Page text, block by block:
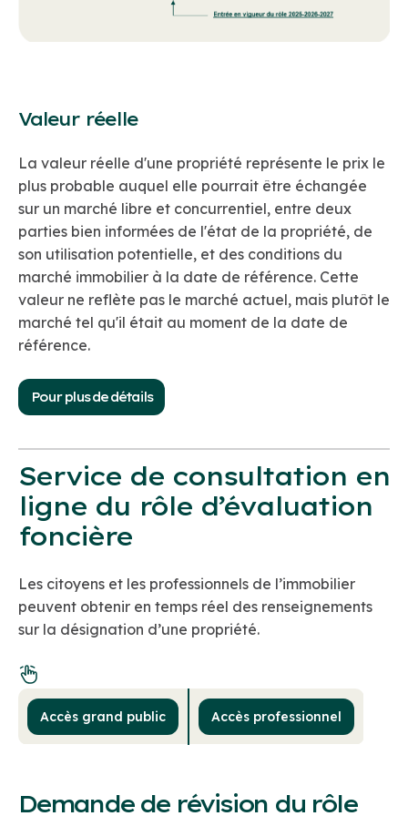
Valeur réelle
La valeur réelle d'une propriété représente le prix le
plus probable auquel elle pourrait être échangée
sur un marché libre et concurrentiel, entre deux
parties bien informées de l'état de la propriété, de
son utilisation potentielle, et des conditions du
marché immobilier à la date de référence. Cette
valeur ne reflète pas le marché actuel, mais plutôt le
marché tel qu'il était au moment de la date de
référence.
Pour plus de détails
Service de consultation en
ligne du rôle d’évaluation
foncière
Les citoyens et les professionnels de l’immobilier
peuvent obtenir en temps réel des renseignements
sur la désignation d’une propriété.
Accès grand public Accès professionnel
Demande de révision du rôle